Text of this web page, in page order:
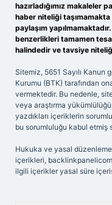
hazırladığımız makaleler
haber niteliği
paylaşım
benzerlikleri tamamen
halindedir ve tavsiye
Sitemiz, 5651 Sayılı
Kurumu (BTK) tarafından
vermektedir. Bu nedenle,
veya araştırma
yazdıkları içeriklerin
bu sorumluluğu kabul etmiş
Hukuka ve yasal
içerikleri,
ilgili içerikler yasal süre